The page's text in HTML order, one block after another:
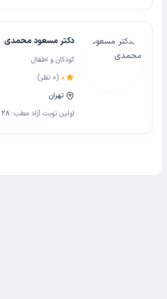
دکتر مسعود محمدی
کودکان و اطفال
0
(
0 نظر)
تهران
اولین نوبت آزاد مطب: 28 مرداد 1405